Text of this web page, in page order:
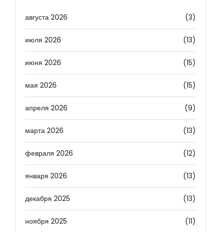
августа 2026 (3)
июля 2026 (13)
июня 2026 (15)
мая 2026 (15)
апреля 2026 (9)
марта 2026 (13)
февраля 2026 (12)
января 2026 (13)
декабря 2025 (13)
ноября 2025 (11)